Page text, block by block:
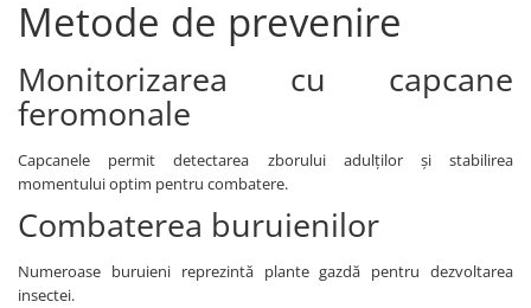
DOVLECEL
Fungicide
Insecticide
Dezinfectant sol
FASOLE
Tratament semințe
Erbicide
Fungicide
Insecticide
LEGUME în câmp
LEGUME ÎN SERĂ
Insecticide
LEGUME ÎN SPAȚII PROTEJATE
Insecticide
LEGUME RĂDĂCINOASE
LEGUMINOASE
Metode de prevenire
Monitorizarea cu capcane
feromonale
Capcanele permit detectarea zborului adulților și stabilirea
momentului optim pentru combatere.
Combaterea buruienilor
Numeroase buruieni reprezintă plante gazdă pentru dezvoltarea
insectei.